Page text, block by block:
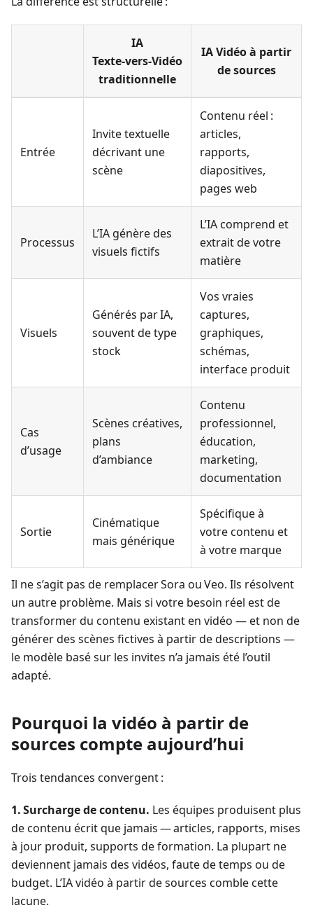
IA
Texte‑vers‑Vidéo
traditionnelle
IA Vidéo à partir
de sources
Entrée
Invite textuelle
décrivant une
scène
Contenu réel :
articles,
rapports,
diapositives,
pages web
Processus
L’IA génère des
visuels fictifs
L’IA comprend et
extrait de votre
matière
Visuels
Générés par IA,
souvent de type
stock
Vos vraies
captures,
graphiques,
schémas,
interface produit
Cas
d’usage
Scènes créatives,
plans
d’ambiance
Contenu
professionnel,
éducation,
marketing,
documentation
Sortie
Cinématique
mais générique
Spécifique à
votre contenu et
à votre marque
Il ne s’agit pas de remplacer Sora ou Veo. Ils résolvent
un autre problème. Mais si votre besoin réel est de
transformer du contenu existant en vidéo — et non de
générer des scènes fictives à partir de descriptions —
le modèle basé sur les invites n’a jamais été l’outil
adapté.
Pourquoi la vidéo à partir de
sources compte aujourd’hui
Trois tendances convergent :
1. Surcharge de contenu. Les équipes produisent plus
de contenu écrit que jamais — articles, rapports, mises
à jour produit, supports de formation. La plupart ne
deviennent jamais des vidéos, faute de temps ou de
budget. L’IA vidéo à partir de sources comble cette
lacune.